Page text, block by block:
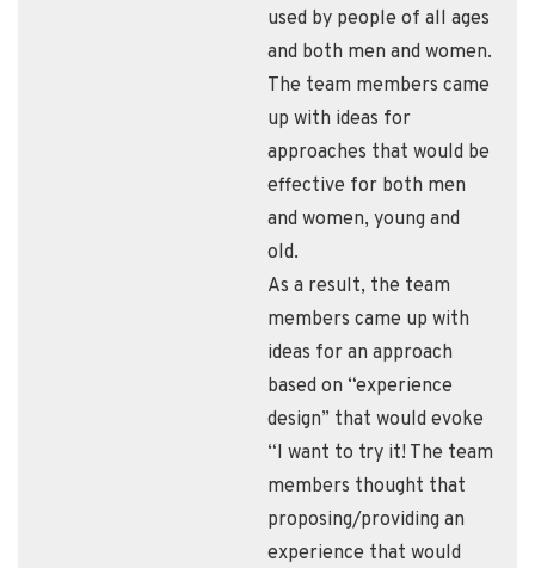
used by people of all ages
and both men and women.
The team members came
up with ideas for
approaches that would be
effective for both men
and women, young and
old.
As a result, the team
members came up with
ideas for an approach
based on “experience
design” that would evoke
“I want to try it! The team
members thought that
proposing/providing an
experience that would